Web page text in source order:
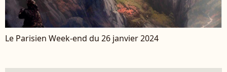
Le Parisien Week-end du 26 janvier 2024